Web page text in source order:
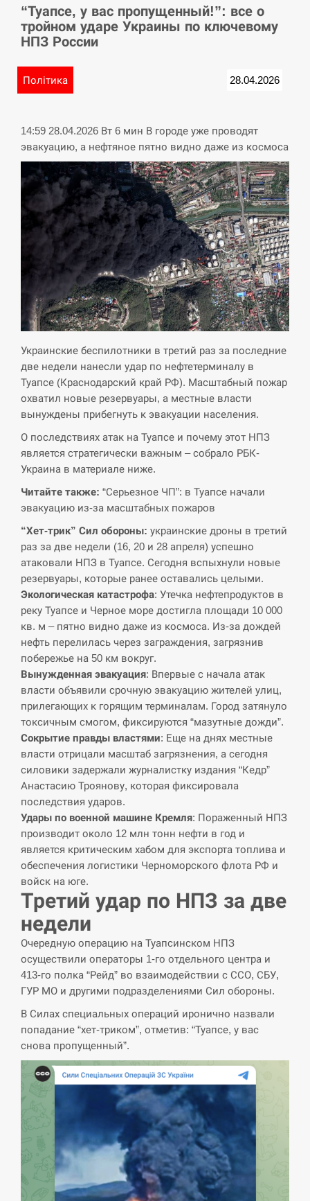
15:40
У Німеччині удар блискавки розділив навпіл
місто в Баварії
Пытки военнообязанного на Закарпатье:
15:10
Іспанія попросила партнерів не критикувати
Марокко через міграційну кризу –…
СЕРПЕНЬ
РФ провела новий раунд таємних зустрічей з
Європою щодо війни…
СЕРПЕНЬ
Экс-послу в США Стефанишиной вручили новое
СЕРПЕНЬ
14:40
У Росії розгортається ракетний підрозділ КНДР –
Reuters
СЕРПЕНЬ
14:23
Поставки ракет для ПВО сократились втрое,
хотя у партнеров они…
СЕРПЕНЬ
У Румунії затоплять чотири баржі для
збільшення потоку води до…
СЕРПЕНЬ
В Москве пожаловались на “кратный рост” атак
дронов Украины
СЕРПЕНЬ
13:40
Біля українського літака в аеропорту Лейпцига
виявили дрон, ймовірно, з…
СЕРПЕНЬ
13:23
“Они должны быть уничтожены”: в МИДе
ответили, как отреагируют на…
СЕРПЕНЬ
13:10
Тайвань проводить найбільші військові
навчання на тлі загрози вторгнення з…
СЕРПЕНЬ
12:53
США обсуждают лицензии на Patriot для
Украины, несмотря на сомнения…
12:40
Латвія готова направити до 20 військових для
розблокування Ормузької протоки
СЕРПЕНЬ
12:23
Силы обороны поразили российскую
переправу, склады и другие важные объекты…
СЕРПЕНЬ
У США зафіксували рекордний спалах
“Туапсе, у вас пропущенный!”: все о
тройном ударе Украины по ключевому
НПЗ России
Політика 28.04.2026
14:59 28.04.2026 Вт 6 мин В городе уже проводят
эвакуацию, а нефтяное пятно видно даже из космоса
Украинские беспилотники в третий раз за последние
две недели нанесли удар по нефтетерминалу в
Туапсе (Краснодарский край РФ). Масштабный пожар
охватил новые резервуары, а местные власти
вынуждены прибегнуть к эвакуации населения.
О последствиях атак на Туапсе и почему этот НПЗ
является стратегически важным – собрало РБК-
Украина в материале ниже.
Читайте также: “Серьезное ЧП”: в Туапсе начали
эвакуацию из-за масштабных пожаров
“Хет-трик” Сил обороны: украинские дроны в третий
раз за две недели (16, 20 и 28 апреля) успешно
атаковали НПЗ в Туапсе. Сегодня вспыхнули новые
резервуары, которые ранее оставались целыми.
Экологическая катастрофа: Утечка нефтепродуктов в
реку Туапсе и Черное море достигла площади 10 000
кв. м – пятно видно даже из космоса. Из-за дождей
нефть перелилась через заграждения, загрязнив
побережье на 50 км вокруг.
Вынужденная эвакуация: Впервые с начала атак
власти объявили срочную эвакуацию жителей улиц,
прилегающих к горящим терминалам. Город затянуло
токсичным смогом, фиксируются “мазутные дожди”.
Сокрытие правды властями: Еще на днях местные
власти отрицали масштаб загрязнения, а сегодня
силовики задержали журналистку издания “Кедр”
Анастасию Троянову, которая фиксировала
последствия ударов.
Удары по военной машине Кремля: Пораженный НПЗ
производит около 12 млн тонн нефти в год и
является критическим хабом для экспорта топлива и
обеспечения логистики Черноморского флота РФ и
войск на юге.
Третий удар по НПЗ за две
недели
Очередную операцию на Туапсинском НПЗ
осуществили операторы 1-го отдельного центра и
413-го полка “Рейд” во взаимодействии с ССО, СБУ,
ГУР МО и другими подразделениями Сил обороны.
В Силах специальных операций иронично назвали
попадание “хет-триком”, отметив: “Туапсе, у вас
снова пропущенный”.